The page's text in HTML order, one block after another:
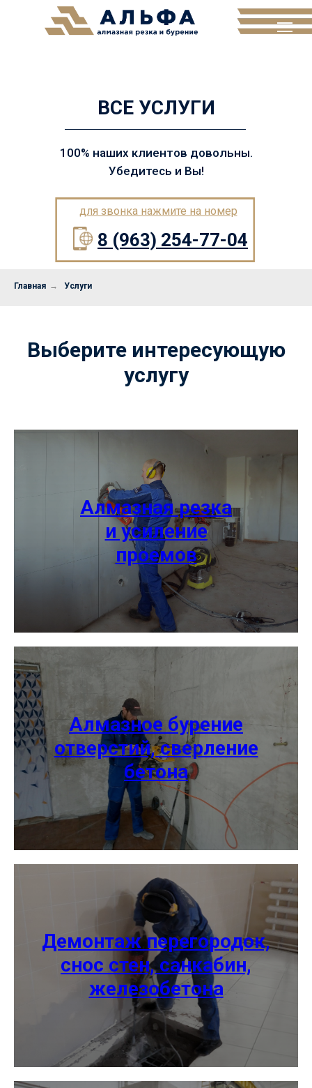
ВСЕ УСЛУГИ
100% наших клиентов довольны.
Убедитесь и Вы!
8 (963) 254-77-04
для звонка нажмите на номер
Главная → Услуги
Выберите интересующую
услугу
Алмазная резка
и усиление
проемов
Алмазное бурение
отверстий, сверление
бетона
Демонтаж перегородок,
снос стен, санкабин,
железобетона